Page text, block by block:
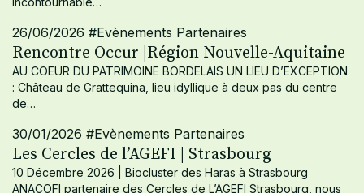
26/06/2026 #Evènements Partenaires
Rencontre Occur |Région Nouvelle-Aquitaine
AU COEUR DU PATRIMOINE BORDELAIS UN LIEU D’EXCEPTION
: Château de Grattequina, lieu idyllique à deux pas du centre
de…
30/01/2026 #Evènements Partenaires
Les Cercles de l’AGEFI | Strasbourg
10 Décembre 2026 | Biocluster des Haras à Strasbourg
ANACOFI partenaire des Cercles de L’AGEFI Strasbourg, nous